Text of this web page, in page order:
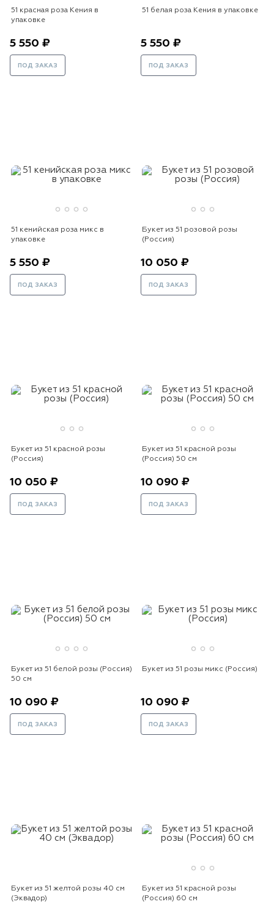
51 красная роза Кения в
упаковке
5 550 ₽
ПОД ЗАКАЗ
51 белая роза Кения в упаковке
5 550 ₽
ПОД ЗАКАЗ
51 кенийская роза микс в
упаковке
5 550 ₽
ПОД ЗАКАЗ
Букет из 51 розовой розы
(Россия)
10 050 ₽
ПОД ЗАКАЗ
Букет из 51 красной розы
(Россия)
10 050 ₽
ПОД ЗАКАЗ
Букет из 51 красной розы
(Россия) 50 см
10 090 ₽
ПОД ЗАКАЗ
Букет из 51 белой розы (Россия)
50 см
10 090 ₽
ПОД ЗАКАЗ
Букет из 51 розы микс (Россия)
10 090 ₽
ПОД ЗАКАЗ
Букет из 51 желтой розы 40 см
(Эквадор)
Букет из 51 красной розы
(Россия) 60 см